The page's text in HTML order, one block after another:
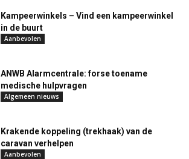
Kampeerwinkels – Vind een kampeerwinkel
in de buurt
Aanbevolen
ANWB Alarmcentrale: forse toename
medische hulpvragen
Algemeen nieuws
Krakende koppeling (trekhaak) van de
caravan verhelpen
Aanbevolen